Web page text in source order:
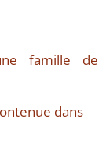
famille de
dans